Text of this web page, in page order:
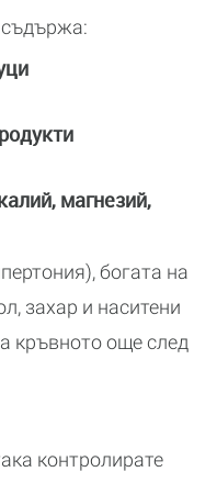
съдържа:
магнезий,
богата на
захар и наситени
кръвното още след
контролирате